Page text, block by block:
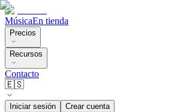
MúsicaEn tienda
Precios
Recursos
Contacto
🇪🇸
Iniciar sesión Crear cuenta